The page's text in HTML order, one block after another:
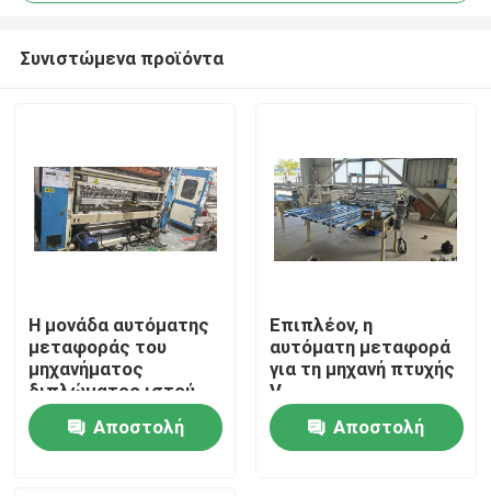
Σπίτι
Προϊόντα
Συνιστώμενα προϊόντα
Η μονάδα αυτόματης
μεταφοράς του
μηχανήματος
διπλώματος ιστού
προσώπου με πτυχή
V ή του μηχανήματος
χειροπετσέτας με
Αποστολή
Επιπλέον, η
αυτόματη μεταφορά
για τη μηχανή πτυχής
V
Αποστολή